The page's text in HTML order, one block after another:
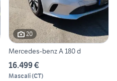
20
Mercedes-benz A 180 d
16.499 €
Mascali(CT)